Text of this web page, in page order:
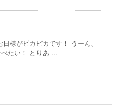
がピカピカです！ うーん、
たい！ とりあ ...